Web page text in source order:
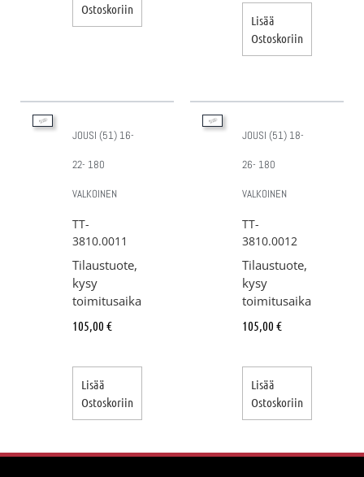
Ostoskoriin
Lisää
Ostoskoriin
JOUSI (51) 16-
22- 180
VALKOINEN
TT-
3810.0011
Tilaustuote,
kysy
toimitusaika
105,00 €
Lisää
Ostoskoriin
JOUSI (51) 18-
26- 180
VALKOINEN
TT-
3810.0012
Tilaustuote,
kysy
toimitusaika
105,00 €
Lisää
Ostoskoriin